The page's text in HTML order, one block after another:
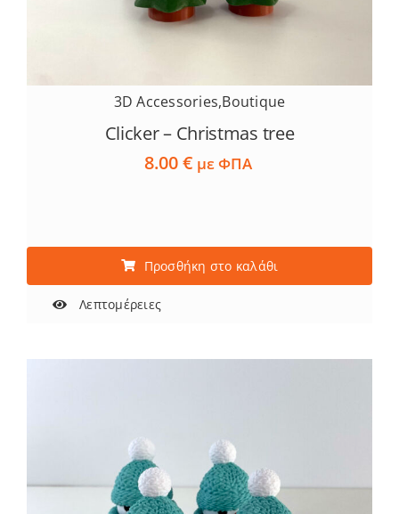
Services
Academy
Επικοινωνία
3D Accessories,Boutique
Clicker – Christmas tree
8.00€ με ΦΠΑ
Προσθήκη στο καλάθι
Λεπτομέρειες